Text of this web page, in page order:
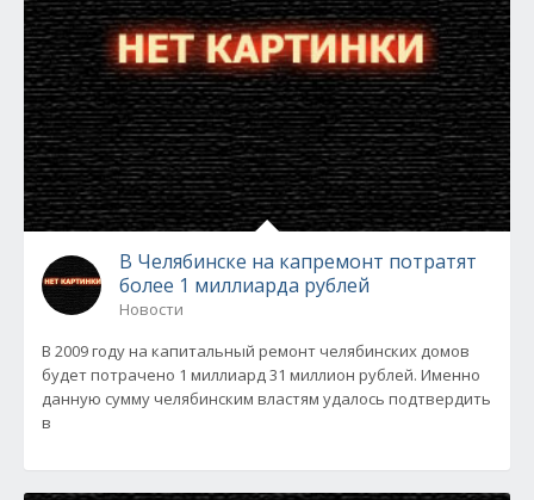
В Челябинске на капремонт потратят
более 1 миллиарда рублей
Новости
В 2009 году на капитальный ремонт челябинских домов
будет потрачено 1 миллиард 31 миллион рублей. Именно
данную сумму челябинским властям удалось подтвердить
в